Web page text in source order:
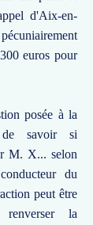
d'Aix-en-
euros pour
posée à la
savoir si
M. X... selon
du
peut être
la